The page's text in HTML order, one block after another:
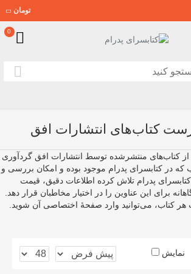
تومان
0
کتاب‌های انتشارات افق
کتاب‌های منتشرشده توسط انتشارات افق گردآوری
در کتابسرای پدرام موجود بوده و امکان بررسی و
پدرام تلاش کرده اطلاعات دقیق، قیمت
برای این عناوین را در اختیار مخاطبان قرار دهد.
کتاب، می‌توانید وارد صفحهٔ اختصاصی آن شوید.
نمایش